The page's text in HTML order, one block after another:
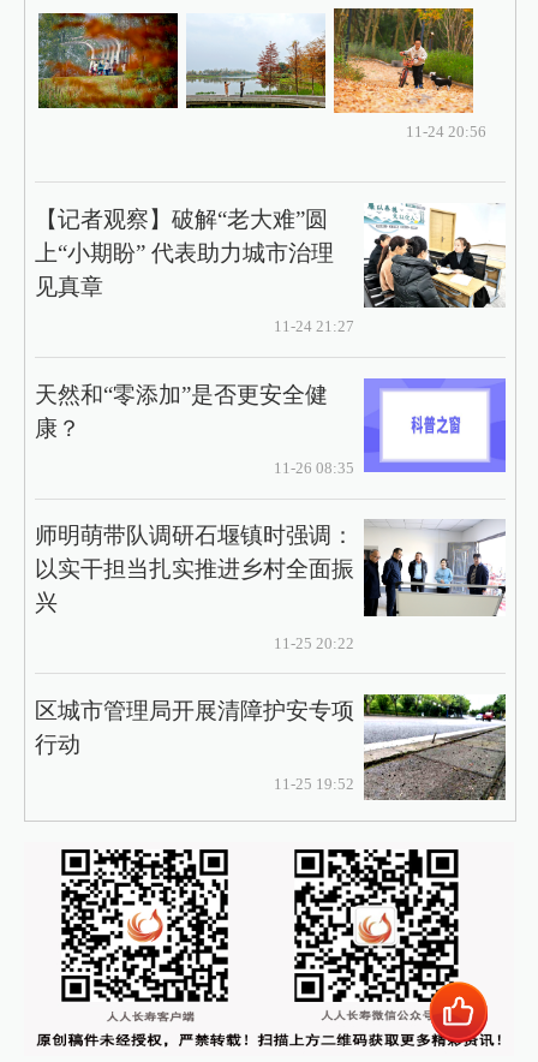
11-24 20:56
【记者观察】破解“老大难”圆
上“小期盼” 代表助力城市治理
见真章
11-24 21:27
天然和“零添加”是否更安全健
康？
11-26 08:35
师明萌带队调研石堰镇时强调：
以实干担当扎实推进乡村全面振
兴
11-25 20:22
区城市管理局开展清障护安专项
行动
11-25 19:52